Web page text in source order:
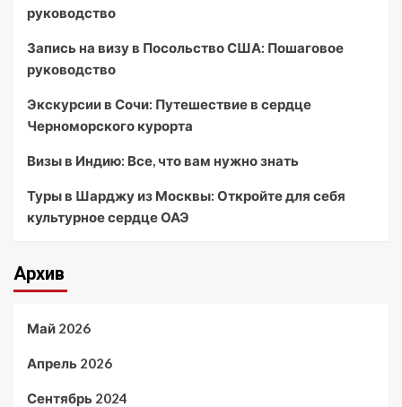
руководство
Запись на визу в Посольство США: Пошаговое
руководство
Экскурсии в Сочи: Путешествие в сердце
Черноморского курорта
Визы в Индию: Все, что вам нужно знать
Туры в Шарджу из Москвы: Откройте для себя
культурное сердце ОАЭ
Архив
Май 2026
Апрель 2026
Сентябрь 2024